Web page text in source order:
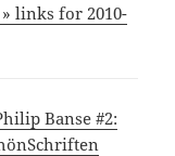
links for 2010-
Banse #2: